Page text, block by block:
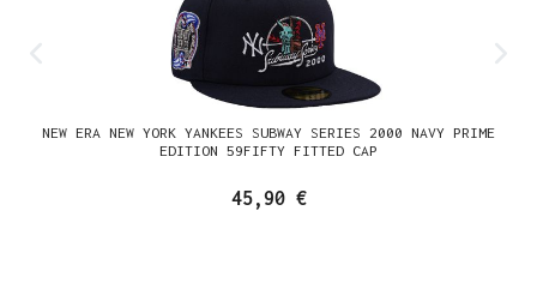
NEW ERA NEW YORK YANKEES SUBWAY SERIES 2000 NAVY PRIME
EDITION 59FIFTY FITTED CAP
45,90 €